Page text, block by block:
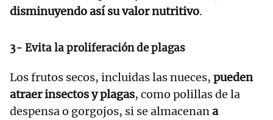
disminuyendo así su valor nutritivo.
3- Evita la proliferación de plagas
Los frutos secos, incluidas las nueces, pueden
atraer insectos y plagas, como polillas de la
despensa o gorgojos, si se almacenan a